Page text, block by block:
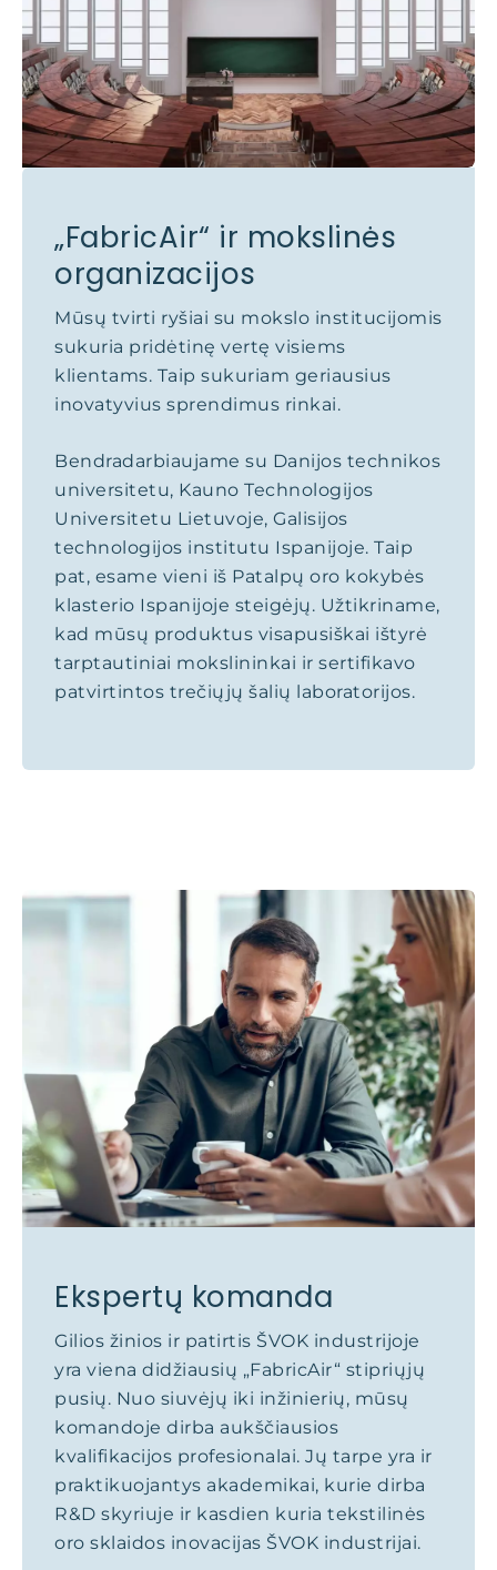
„FabricAir“ ir mokslinės
organizacijos
Mūsų tvirti ryšiai su mokslo institucijomis
sukuria pridėtinę vertę visiems
klientams. Taip sukuriam geriausius
inovatyvius sprendimus rinkai.
Bendradarbiaujame su Danijos technikos
universitetu, Kauno Technologijos
Universitetu Lietuvoje, Galisijos
technologijos institutu Ispanijoje. Taip
pat, esame vieni iš Patalpų oro kokybės
klasterio Ispanijoje steigėjų. Užtikriname,
kad mūsų produktus visapusiškai ištyrė
tarptautiniai mokslininkai ir sertifikavo
patvirtintos trečiųjų šalių laboratorijos.
Ekspertų komanda
Gilios žinios ir patirtis ŠVOK industrijoje
yra viena didžiausių „FabricAir“ stipriųjų
pusių. Nuo siuvėjų iki inžinierių, mūsų
komandoje dirba aukščiausios
kvalifikacijos profesionalai. Jų tarpe yra ir
praktikuojantys akademikai, kurie dirba
R&D skyriuje ir kasdien kuria tekstilinės
oro sklaidos inovacijas ŠVOK industrijai.